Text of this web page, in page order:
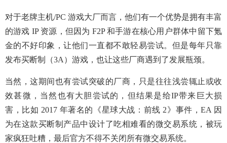
对于老牌主机/PC 游戏大厂而言，他们有一个优势是拥有丰富
的游戏 IP 资源，但因为 F2P 和手游在核心用户群体中留下氪
金的不好印象，让他们一直都不敢轻易尝试。但是每年只靠
发布买断制（3A）游戏，也让这些厂商遇到了发展瓶颈。
当然，这期间也有尝试突破的厂商，只是往往浅尝辄止或收
效甚微，当然也有大胆尝试的，但结果是给IP带来巨大损
害，比如 2017 年著名的《星球大战：前线 2》事件，EA 因
为在这款买断制产品中设计了吃相难看的微交易系统，被玩
家疯狂吐糟，最后官方不得不关闭所有微交易系统。